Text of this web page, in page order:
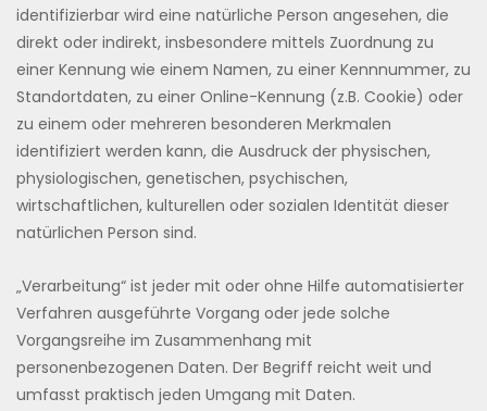
identifizierbar wird eine natürliche Person angesehen, die
direkt oder indirekt, insbesondere mittels Zuordnung zu
einer Kennung wie einem Namen, zu einer Kennnummer, zu
Standortdaten, zu einer Online-Kennung (z.B. Cookie) oder
zu einem oder mehreren besonderen Merkmalen
identifiziert werden kann, die Ausdruck der physischen,
physiologischen, genetischen, psychischen,
wirtschaftlichen, kulturellen oder sozialen Identität dieser
natürlichen Person sind.
„Verarbeitung“ ist jeder mit oder ohne Hilfe automatisierter
Verfahren ausgeführte Vorgang oder jede solche
Vorgangsreihe im Zusammenhang mit
personenbezogenen Daten. Der Begriff reicht weit und
umfasst praktisch jeden Umgang mit Daten.